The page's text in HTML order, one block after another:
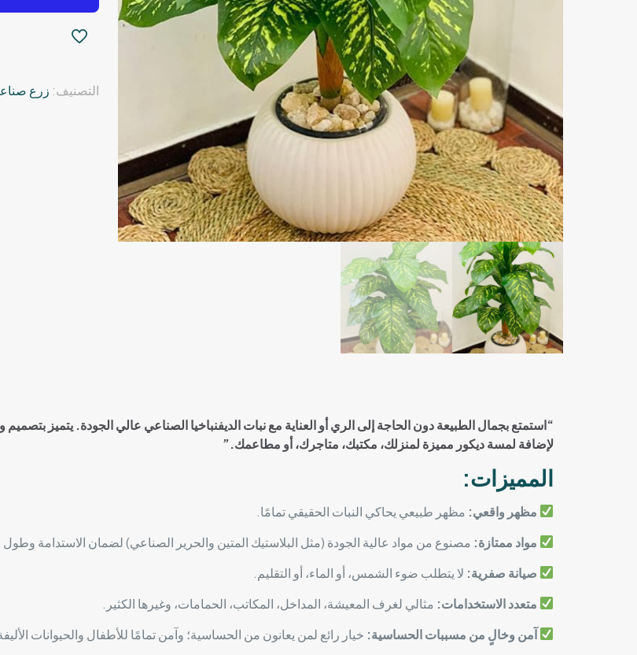
التصنيف: زرع
“استمتع بجمال الطبيعة دون الحاجة إلى الري أو العناية مع نبات الديفنباخيا الصناعي عالي الجودة. يتميز
لإضافة لمسة ديكور مميزة لمنزلك، مكتبك، متاجرك، أو مطاعمك.”
المميزات:
مظهر واقعي: مظهر طبيعي يحاكي النبات الحقيقي تمامًا.
مواد ممتازة: مصنوع من مواد عالية الجودة (مثل البلاستيك المتين والحرير الصناعي) لضمان الاستدامة وطول
صيانة صفرية: لا يتطلب ضوء الشمس، أو الماء، أو التقليم.
متعدد الاستخدامات: مثالي لغرف المعيشة، المداخل، المكاتب، الحمامات، وغيرها الكثير.
آمن وخالٍ من مسببات الحساسية: خيار رائع لمن يعانون من الحساسية؛ وآمن تمامًا للأطفال والحيوانات